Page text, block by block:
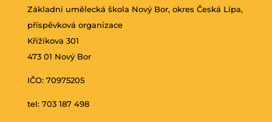
Základní umělecká škola Nový Bor, okres Česká Lípa,
příspěvková organizace
Křižíkova 301
473 01 Nový Bor
IČO: 70975205
tel: 703 187 498